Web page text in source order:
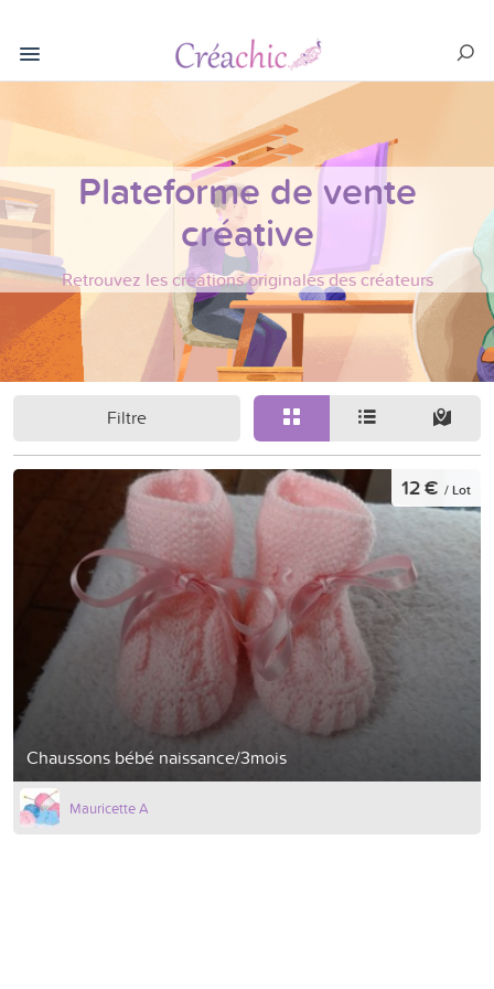
Plateforme de vente
créative
Retrouvez les créations originales des créateurs
Filtre
Chaussons bébé naissance/3mois
12 € / Lot
Mauricette A